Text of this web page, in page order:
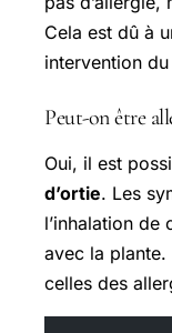
Cela est dû à
intervention
Peut-on être
Oui, il est
d’ortie. Les
l’inhalation
avec la plante.
celles des